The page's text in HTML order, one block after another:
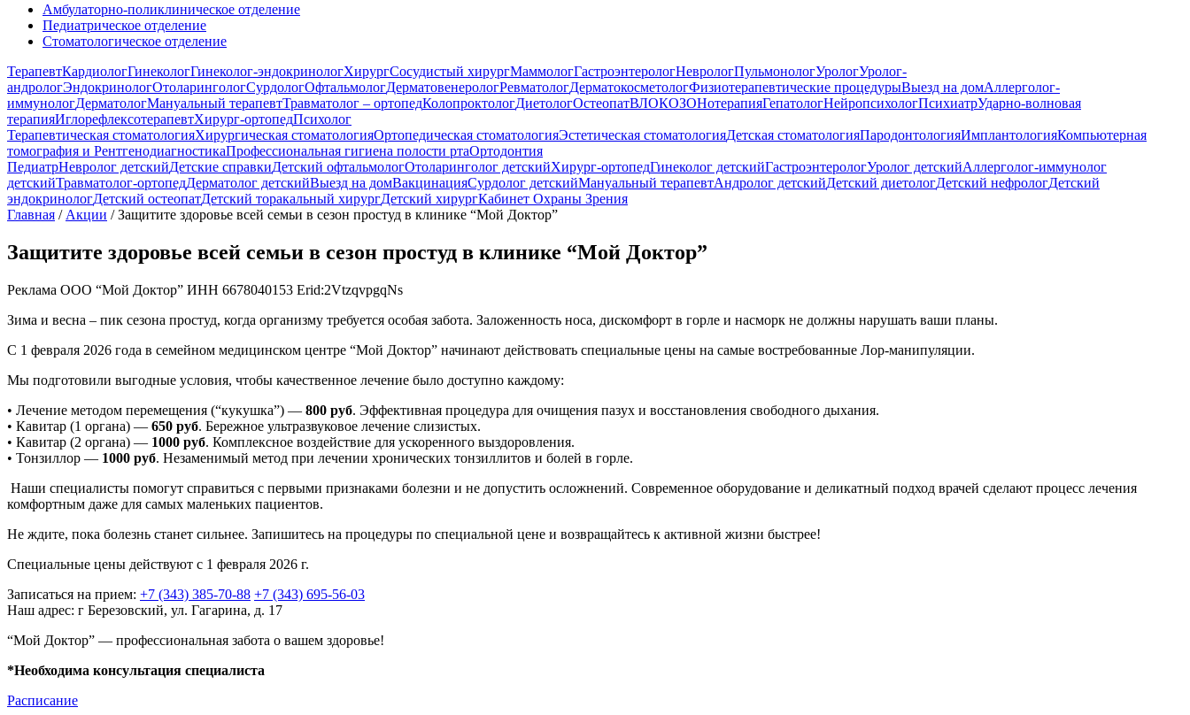
Амбулаторно-поликлиническое отделение
Педиатрическое отделение
Стоматологическое отделение
ТерапевтКардиологГинекологГинеколог-эндокринологХирургСосудистый хирургМаммологГастроэнтерологНеврологПульмонологУрологУролог-
андрологЭндокринологОтоларингологСурдологОфтальмологДерматовенерологРевматологДерматокосметологФизиотерапевтические процедурыВыезд на домАллерголог-
иммунологДерматологМануальный терапевтТравматолог – ортопедКолопроктологДиетологОстеопатВЛОКОЗОНотерапияГепатологНейропсихологПсихиатрУдарно-волновая
терапияИглорефлексотерапевтХирург-ортопедПсихолог
Терапевтическая стоматологияХирургическая стоматологияОртопедическая стоматологияЭстетическая стоматологияДетская стоматологияПародонтологияИмплантологияКомпьютерная
томография и РентгенодиагностикаПрофессиональная гигиена полости ртаОртодонтия
ПедиатрНевролог детскийДетские справкиДетский офтальмологОтоларинголог детскийХирург-ортопедГинеколог детскийГастроэнтерологУролог детскийАллерголог-иммунолог
детскийТравматолог-ортопедДерматолог детскийВыезд на домВакцинацияСурдолог детскийМануальный терапевтАндролог детскийДетский диетологДетский нефрологДетский
эндокринологДетский остеопатДетский торакальный хирургДетский хирургКабинет Охраны Зрения
Главная / Акции /Защитите здоровье всей семьи в сезон простуд в клинике “Мой Доктор”
Защитите здоровье всей семьи в сезон простуд в клинике “Мой Доктор”
Реклама ООО “Мой Доктор” ИНН 6678040153 Erid:2VtzqvpgqNs
Зима и весна – пик сезона простуд, когда организму требуется особая забота. Заложенность носа, дискомфорт в горле и насморк не должны нарушать ваши планы.
С 1 февраля 2026 года в семейном медицинском центре “Мой Доктор” начинают действовать специальные цены на самые востребованные Лор-манипуляции.
Мы подготовили выгодные условия, чтобы качественное лечение было доступно каждому:
• Лечение методом перемещения (“кукушка”) — 800 руб. Эффективная процедура для очищения пазух и восстановления свободного дыхания.
• Кавитар (1 органа) — 650 руб. Бережное ультразвуковое лечение слизистых.
• Кавитар (2 органа) — 1000 руб. Комплексное воздействие для ускоренного выздоровления.
• Тонзиллор — 1000 руб. Незаменимый метод при лечении хронических тонзиллитов и болей в горле.
Наши специалисты помогут справиться с первыми признаками болезни и не допустить осложнений. Современное оборудование и деликатный подход врачей сделают процесс лечения
комфортным даже для самых маленьких пациентов.
Не ждите, пока болезнь станет сильнее. Запишитесь на процедуры по специальной цене и возвращайтесь к активной жизни быстрее!
Специальные цены действуют с 1 февраля 2026 г.
Записаться на прием: +7 (343) 385-70-88 +7 (343) 695-56-03
Наш адрес: г Березовский, ул. Гагарина, д. 17
“Мой Доктор” — профессиональная забота о вашем здоровье!
*Необходима консультация специалиста
Расписание